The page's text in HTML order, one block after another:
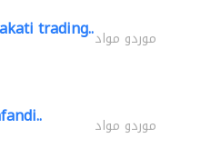
trading..موردو مواد
موردو مواد